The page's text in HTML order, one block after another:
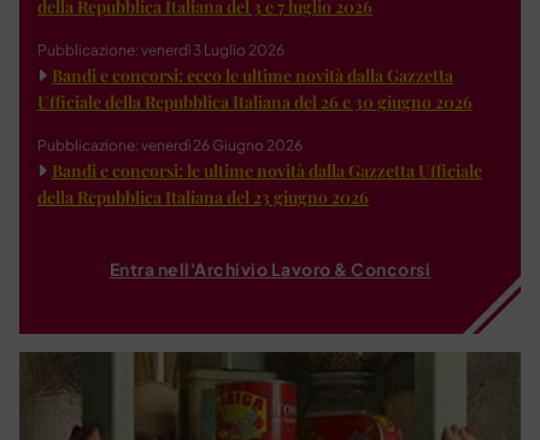
della Repubblica Italiana del 3 e 7 luglio 2026
Pubblicazione: venerdì 3 Luglio 2026
Bandi e concorsi: ecco le ultime novità dalla Gazzetta
Ufficiale della Repubblica Italiana del 26 e 30 giugno 2026
Pubblicazione: venerdì 26 Giugno 2026
Bandi e concorsi: le ultime novità dalla Gazzetta Ufficiale
della Repubblica Italiana del 23 giugno 2026
Entra nell'Archivio Lavoro & Concorsi